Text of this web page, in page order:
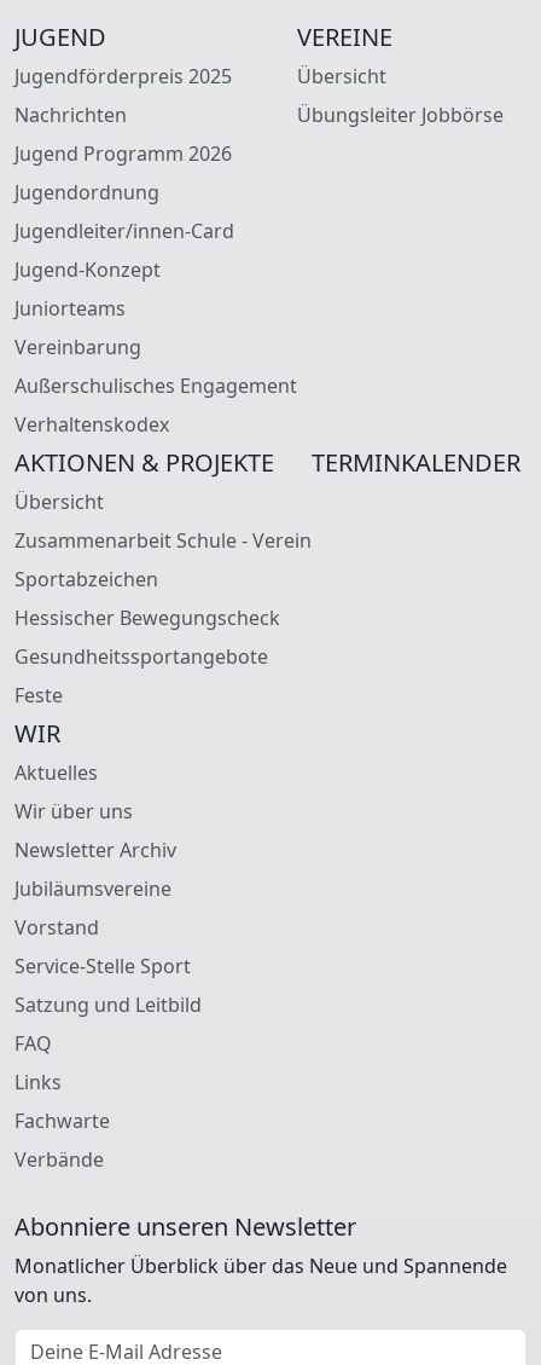
JUGEND
Jugendförderpreis 2025
Nachrichten
Jugend Programm 2026
Jugendordnung
Jugendleiter/innen-Card
Jugend-Konzept
Juniorteams
Vereinbarung
Außerschulisches Engagement
Verhaltenskodex
VEREINE
Übersicht
Übungsleiter Jobbörse
AKTIONEN & PROJEKTE
Übersicht
Zusammenarbeit Schule - Verein
Sportabzeichen
Hessischer Bewegungscheck
Gesundheitssportangebote
Feste
TERMINKALENDER
WIR
Aktuelles
Wir über uns
Newsletter Archiv
Jubiläumsvereine
Vorstand
Service-Stelle Sport
Satzung und Leitbild
FAQ
Links
Fachwarte
Verbände
Abonniere unseren Newsletter
Monatlicher Überblick über das Neue und Spannende
von uns.
E-Mail Adresse